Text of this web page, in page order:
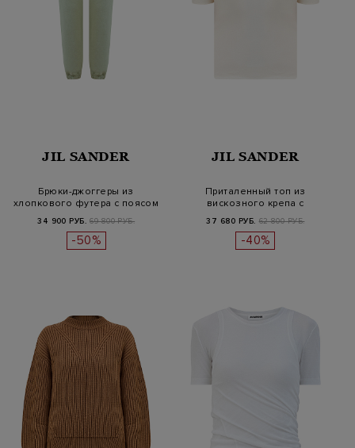
JIL SANDER
Брюки-джоггеры из
хлопкового футера с поясом
на кулиск…
34 900 РУБ. 69 800 РУБ.
-50%
JIL SANDER
Приталенный топ из
вискозного крепа с
удлиненными рука…
37 680 РУБ. 62 800 РУБ.
-40%